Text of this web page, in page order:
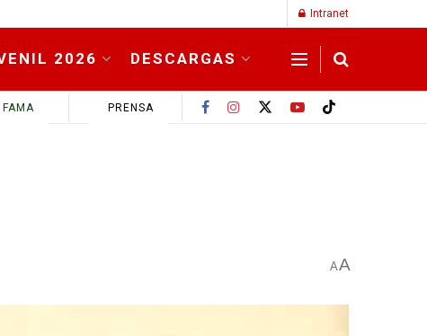
Intranet
2026 DESCARGAS
PRENSA
AA